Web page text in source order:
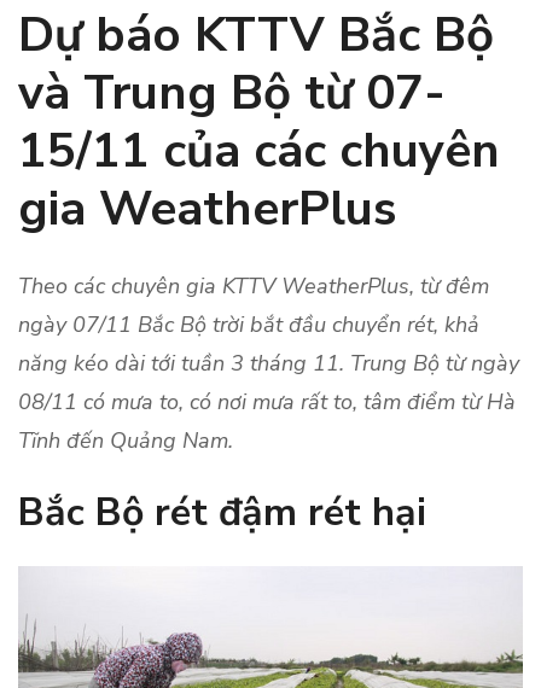
Dự báo KTTV Bắc Bộ
và Trung Bộ từ 07-
15/11 của các chuyên
gia WeatherPlus
Theo các chuyên gia KTTV WeatherPlus, từ đêm
ngày 07/11 Bắc Bộ trời bắt đầu chuyển rét, khả
năng kéo dài tới tuần 3 tháng 11. Trung Bộ từ ngày
08/11 có mưa to, có nơi mưa rất to, tâm điểm từ Hà
Tĩnh đến Quảng Nam.
Bắc Bộ rét đậm rét hại